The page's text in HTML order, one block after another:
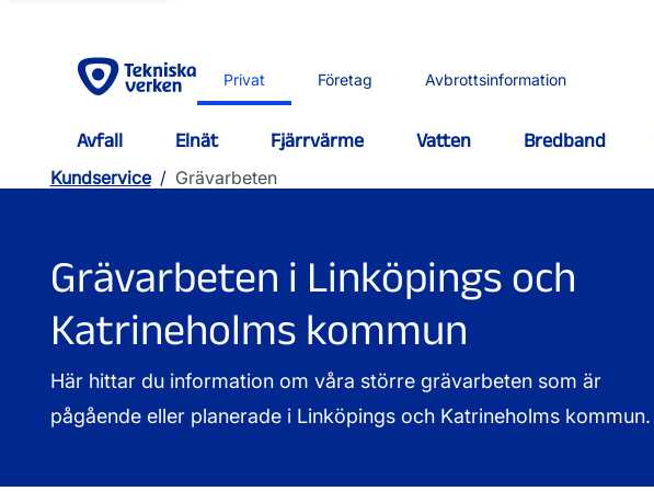
Privat Företag Avbrottsinformation
Avfall Elnät Fjärrvärme Vatten Bredband
Kundservice / Grävarbeten
Grävarbeten i Linköpings och
Katrineholms kommun
Här hittar du information om våra större grävarbeten som är
pågående eller planerade i Linköpings och Katrineholms kommun.